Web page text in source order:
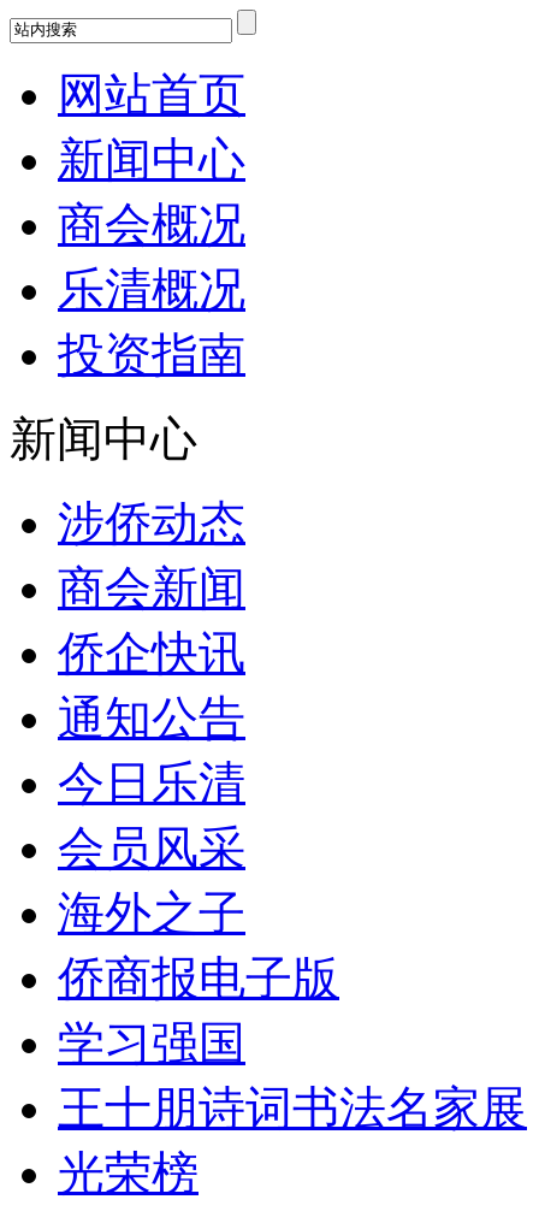
网站首页
新闻中心
商会概况
乐清概况
投资指南
新闻中心
涉侨动态
商会新闻
侨企快讯
通知公告
今日乐清
会员风采
海外之子
侨商报电子版
学习强国
王十朋诗词书法名家展
光荣榜